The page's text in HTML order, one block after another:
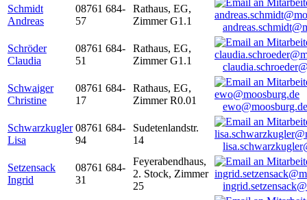
Schmidt
Andreas
08761 684-
57
Rathaus, EG,
Zimmer G1.1
Schröder
Claudia
08761 684-
51
Rathaus, EG,
Zimmer G1.1
Schwaiger
Christine
08761 684-
17
Rathaus, EG,
Zimmer R0.01
ewo@moosburg.de
Schwarzkugler
Lisa
08761 684-
94
Sudetenlandstr.
14
Setzensack
Ingrid
08761 684-
31
Feyerabendhaus,
2. Stock, Zimmer
25